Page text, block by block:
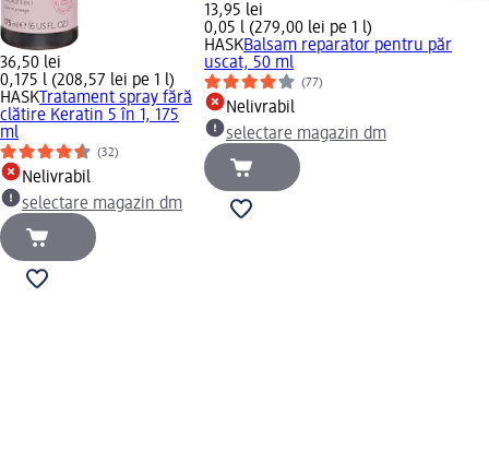
36,50 lei
0,175 l (208,57 lei pe 1 l)
HASK Tratament spray fără
clătire Keratin 5 în 1, 175
ml
(32)
Nelivrabil
selectare magazin dm
13,95 lei
0,05 l (279,00 lei pe 1 l)
HASKBalsam reparator pentru păr
uscat, 50 ml
(77)
Nelivrabil
selectare magazin dm